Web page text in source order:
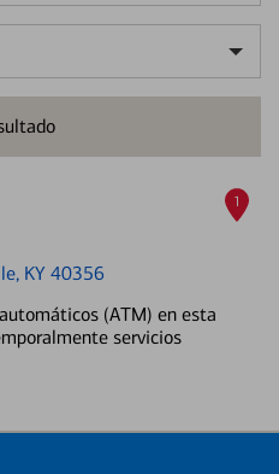
KY 40356
(ATM) en esta
servicios
1